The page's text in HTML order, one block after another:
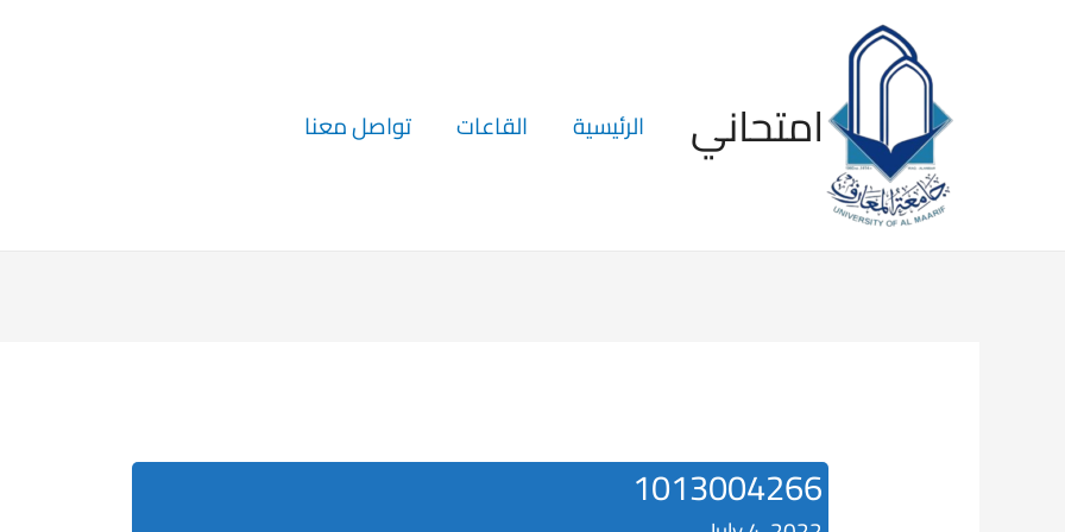
الرئيسية القاعات تواصل معنا امتحاني
1013004266